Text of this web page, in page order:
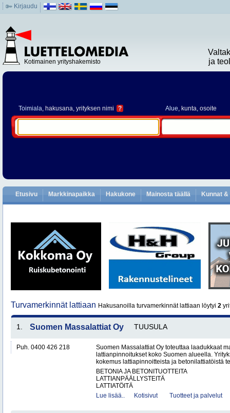
Kirjaudu
Kotimainen yrityshakemisto
ja
Toimiala, hakusana, yrityksen nimi ? Alue, kunta, osoite
Etusivu Markkinapaikka Hakukone Mainosta täällä Kunnat
Turvamerkinnät lattiaan Hakusanoilla turvamerkinnät lattiaan löytyi 2
1. Suomen Massalattiat Oy TUUSULA
Puh. 0400 426 218
Suomen Massalattiat Oy toteuttaa laadukkaat
lattianpinnoitukset koko Suomen alueella.
kokemus lattiapinnoitteista ja betonilattiatöistä
BETONIA JA BETONITUOTTEITA
LATTIANPÄÄLLYSTEITÄ
LATTIATÖITÄ
Lue lisää..
Kotisivut Tuotteet ja palvelut